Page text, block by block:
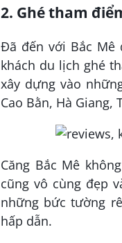
2. Ghé tham
Đã đến với Bắc
khách du lịch ghé
xây dựng vào
Cao Bằn, Hà Giang,
Căng Bắc Mê
cũng vô cùng đẹp
những bức tường
hấp dẫn.